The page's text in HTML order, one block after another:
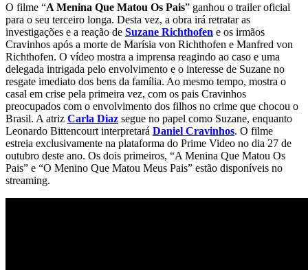
O filme “A Menina Que Matou Os Pais” ganhou o trailer oficial
para o seu terceiro longa. Desta vez, a obra irá retratar as
investigações e a reação de Suzane Richthofen e os irmãos
Cravinhos após a morte de Marísia von Richthofen e Manfred von
Richthofen. O vídeo mostra a imprensa reagindo ao caso e uma
delegada intrigada pelo envolvimento e o interesse de Suzane no
resgate imediato dos bens da família. Ao mesmo tempo, mostra o
casal em crise pela primeira vez, com os pais Cravinhos
preocupados com o envolvimento dos filhos no crime que chocou o
Brasil. A atriz Carla Diaz segue no papel como Suzane, enquanto
Leonardo Bittencourt interpretará Daniel Cravinhos. O filme
estreia exclusivamente na plataforma do Prime Video no dia 27 de
outubro deste ano. Os dois primeiros, “A Menina Que Matou Os
Pais” e “O Menino Que Matou Meus Pais” estão disponíveis no
streaming.